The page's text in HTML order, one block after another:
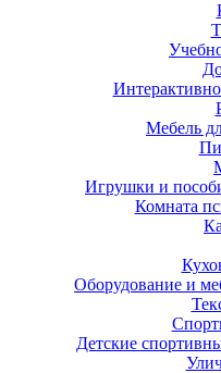
Мебель
Игрушки и
Комната
Оборудование и
Детские